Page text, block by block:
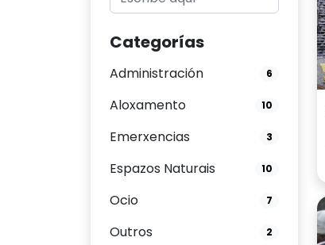
Categorías
Administración 6
Aloxamento 10
Emerxencias 3
Espazos Naturais 10
Ocio 7
Outros 2